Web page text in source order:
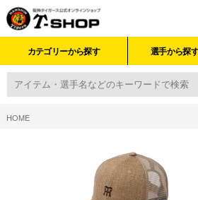
カテゴリーから探す 選手から探
HOME